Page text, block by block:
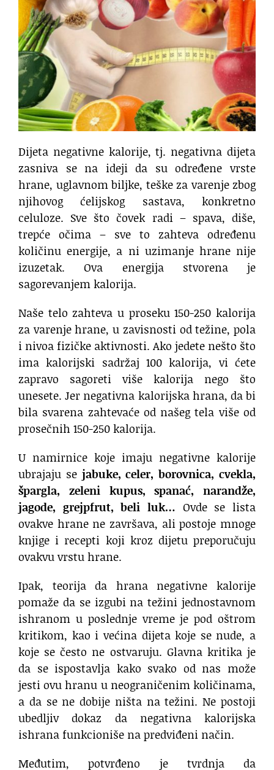
Dijeta negativne kalorije, tj. negativna dijeta
zasniva se na ideji da su određene vrste
hrane, uglavnom biljke, teške za varenje zbog
njihovog ćelijskog sastava, konkretno
celuloze. Sve što čovek radi – spava, diše,
trepće očima – sve to zahteva određenu
količinu energije, a ni uzimanje hrane nije
izuzetak. Ova energija stvorena je
sagorevanjem kalorija.
Naše telo zahteva u proseku 150-250 kalorija
za varenje hrane, u zavisnosti od težine, pola
i nivoa fizičke aktivnosti. Ako jedete nešto što
ima kalorijski sadržaj 100 kalorija, vi ćete
zapravo sagoreti više kalorija nego što
unesete. Jer negativna kalorijska hrana, da bi
bila svarena zahtevaće od našeg tela više od
prosečnih 150-250 kalorija.
U namirnice koje imaju negativne kalorije
ubrajaju se jabuke, celer, borovnica, cvekla,
špargla, zeleni kupus, spanać, narandže,
jagode, grejpfrut, beli luk… Ovde se lista
ovakve hrane ne završava, ali postoje mnoge
knjige i recepti koji kroz dijetu preporučuju
ovakvu vrstu hrane.
Ipak, teorija da hrana negativne kalorije
pomaže da se izgubi na težini jednostavnom
ishranom u poslednje vreme je pod oštrom
kritikom, kao i većina dijeta koje se nude, a
koje se često ne ostvaruju. Glavna kritika je
da se ispostavlja kako svako od nas može
jesti ovu hranu u neograničenim količinama,
a da se ne dobije ništa na težini. Ne postoji
ubedljiv dokaz da negativna kalorijska
ishrana funkcioniše na predviđeni način.
Međutim, potvrđeno je tvrdnja da